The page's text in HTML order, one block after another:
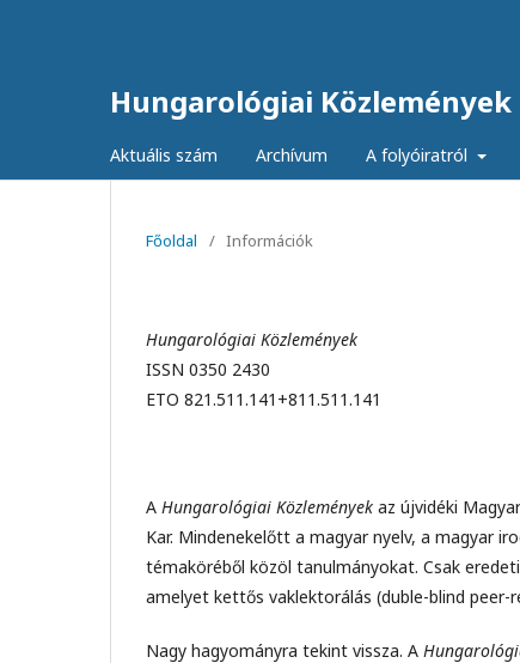
Hungarológiai Közlemények
Aktuális szám Archívum A folyóiratról
Főoldal / Információk
Hungarológiai Közlemények
ISSN 0350 2430
ETO 821.511.141+811.511.141
A Hungarológiai Közlemények az újvidéki
Kar. Mindenekelőtt a magyar nyelv, a magyar
témaköréből közöl tanulmányokat. Csak
amelyet kettős vaklektorálás (duble-blind
Nagy hagyományra tekint vissza. A